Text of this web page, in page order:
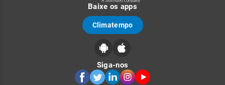
Baixe os apps
Climatempo
Siga-nos